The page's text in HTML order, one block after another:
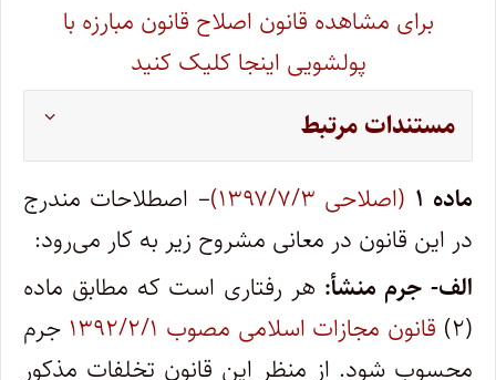
برای مشاهده قانون اصلاح قانون مبارزه با
پولشویی اینجا کلیک کنید
مستندات مرتبط
ماده ۱
(اصلاحی ۱۳۹۷/۷/۳)
– اصطلاحات مندرج
در این قانون در معانی مشروح زیر به کار می‌رود:
الف- جرم منشأ: هر رفتاری است که مطابق ماده
(۲)
قانون مجازات اسلامی مصوب ۱۳۹۲/۲/۱
جرم
محسوب شود. از منظر این قانون تخلفات مذکور